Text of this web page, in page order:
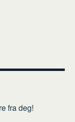
fra deg!